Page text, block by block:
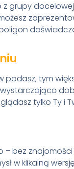
z grupy
podasz, tym
tylko Ty i
bez
w klikalną